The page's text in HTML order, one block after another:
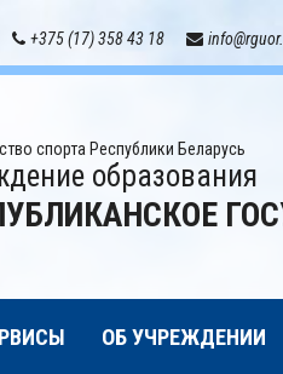
+375 (17) 358 43 18
спорта Республики Беларусь
образования
ОБ УЧРЕЖДЕНИИ